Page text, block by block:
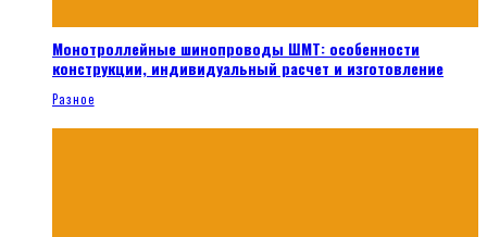
Монотроллейные шинопроводы ШМТ: особенности
конструкции, индивидуальный расчет и изготовление
Разное